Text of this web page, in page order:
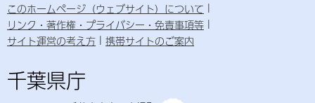
このホームページ（ウェブサイト）について
リンク・著作権・プライバシー・免責事項等
サイト運営の考え方
携帯サイトのご案内
千葉県庁